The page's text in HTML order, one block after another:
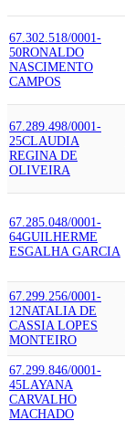
67.302.518/0001-
50RONALDO
NASCIMENTO
CAMPOS
67.289.498/0001-
25CLAUDIA
REGINA DE
OLIVEIRA
67.285.048/0001-
64GUILHERME
ESGALHA GARCIA
67.299.256/0001-
12NATALIA DE
CASSIA LOPES
MONTEIRO
67.299.846/0001-
45LAYANA
CARVALHO
MACHADO